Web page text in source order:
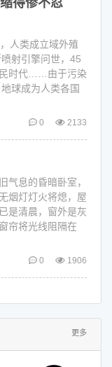
得惨不忍
人类成立域外殖
引擎问世，45
民时代……由于污染
球成为人类各国
0 2133
息的昏暗卧室，
烟灯灯火将熄，屋
清晨，窗外是灰
帘将光线阻隔在
0 1906
更多